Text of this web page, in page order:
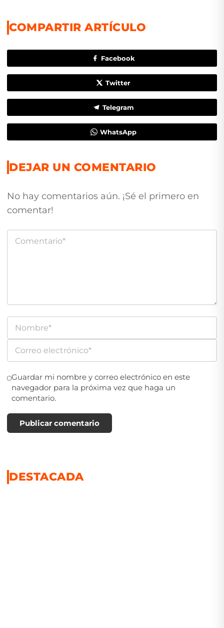
COMPARTIR ARTÍCULO
Facebook
Twitter
Telegram
WhatsApp
DEJAR UN COMENTARIO
No hay comentarios aún. ¡Sé el primero en
comentar!
Guardar mi nombre y correo electrónico en este
navegador para la próxima vez que haga un
comentario.
Publicar comentario
DESTACADA